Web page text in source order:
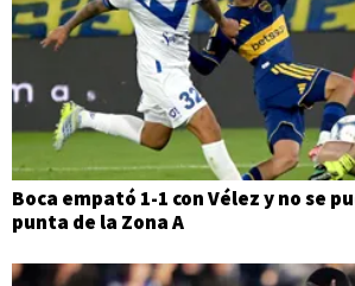
Boca empató 1-1 con Vélez y no se
punta de la Zona A